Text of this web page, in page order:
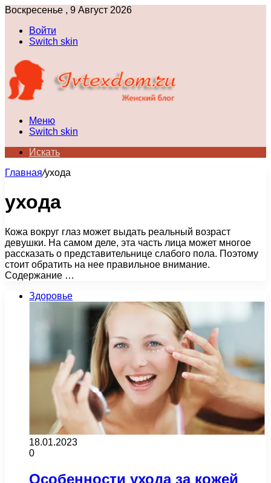
Воскресенье , 9 Август 2026
Войти
Switch skin
Меню
Switch skin
Искать
Главная/ухода
ухода
Кожа вокруг глаз может выдать реальный возраст
девушки. На самом деле, эта часть лица может многое
рассказать о представительнице слабого пола. Поэтому
стоит обратить на нее правильное внимание.
Содержание …
Здоровье
18.01.2023
0
Особенности ухода за кожей